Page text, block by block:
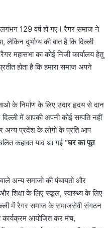
129 वर्ष हो गए l रैगर समाज ने
लेकिन दुर्भाग्य की बात है कि दिल्ली
महासभा का कोई निजी कार्यालय हेतु
होता है कि हमारा समाज अपने
के निर्माण के लिए उदार हृदय से दान
में आपकी अपनी कोई सम्पति नहीं
अन्य प्रदेश के लोगो के प्रति आप
कहावत याद आ गई “घर का पूत
अन्य समाजो की पंचायतो और
शिक्षा के लिए स्कूल, स्वास्थ्य के लिए
में रैगर समाज के समाजसेवी संगठन
कार्यक्रम आयोजित कर मंच,